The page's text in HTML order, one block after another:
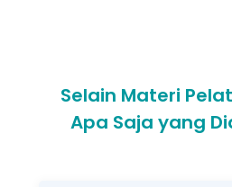
Selain Materi
Apa Saja yang